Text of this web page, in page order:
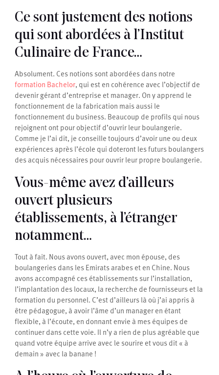
Ce sont justement des notions
qui sont abordées à l’Institut
Culinaire de France…
Absolument. Ces notions sont abordées dans notre
formation Bachelor, qui est en cohérence avec l’objectif de
devenir gérant d’entreprise et manager. On y apprend le
fonctionnement de la fabrication mais aussi le
fonctionnement du business. Beaucoup de profils qui nous
rejoignent ont pour objectif d’ouvrir leur boulangerie.
Comme je l’ai dit, je conseille toujours d’avoir une ou deux
expériences après l’école qui doteront les futurs boulangers
des acquis nécessaires pour ouvrir leur propre boulangerie.
Vous-même avez d’ailleurs
ouvert plusieurs
établissements, à l’étranger
notamment…
Tout à fait. Nous avons ouvert, avec mon épouse, des
boulangeries dans les Emirats arabes et en Chine. Nous
avons accompagné ces établissements sur l’installation,
l’implantation des locaux, la recherche de fournisseurs et la
formation du personnel. C’est d’ailleurs là où j’ai appris à
être pédagogue, à avoir l’âme d’un manager en étant
flexible, à l’écoute, en donnant envie à mes équipes de
continuer dans cette voie. Il n’y a rien de plus agréable que
quand votre équipe arrive avec le sourire et vous dit « à
demain » avec la banane !